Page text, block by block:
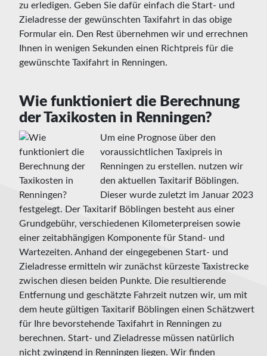
zu erledigen. Geben Sie dafür einfach die Start- und
Zieladresse der gewünschten Taxifahrt in das obige
Formular ein. Den Rest übernehmen wir und errechnen
Ihnen in wenigen Sekunden einen Richtpreis für die
gewünschte Taxifahrt in Renningen.
Wie funktioniert die Berechnung
der Taxikosten in Renningen?
Um eine Prognose über den
voraussichtlichen Taxipreis in
Renningen zu erstellen. nutzen wir
den aktuellen Taxitarif Böblingen.
Dieser wurde zuletzt im Januar 2023
festgelegt. Der Taxitarif Böblingen besteht aus einer
Grundgebühr, verschiedenen Kilometerpreisen sowie
einer zeitabhängigen Komponente für Stand- und
Wartezeiten. Anhand der eingegebenen Start- und
Zieladresse ermitteln wir zunächst kürzeste Taxistrecke
zwischen diesen beiden Punkte. Die resultierende
Entfernung und geschätzte Fahrzeit nutzen wir, um mit
dem heute gültigen Taxitarif Böblingen einen Schätzwert
für Ihre bevorstehende Taxifahrt in Renningen zu
berechnen. Start- und Zieladresse müssen natürlich
nicht zwingend in Renningen liegen. Wir finden